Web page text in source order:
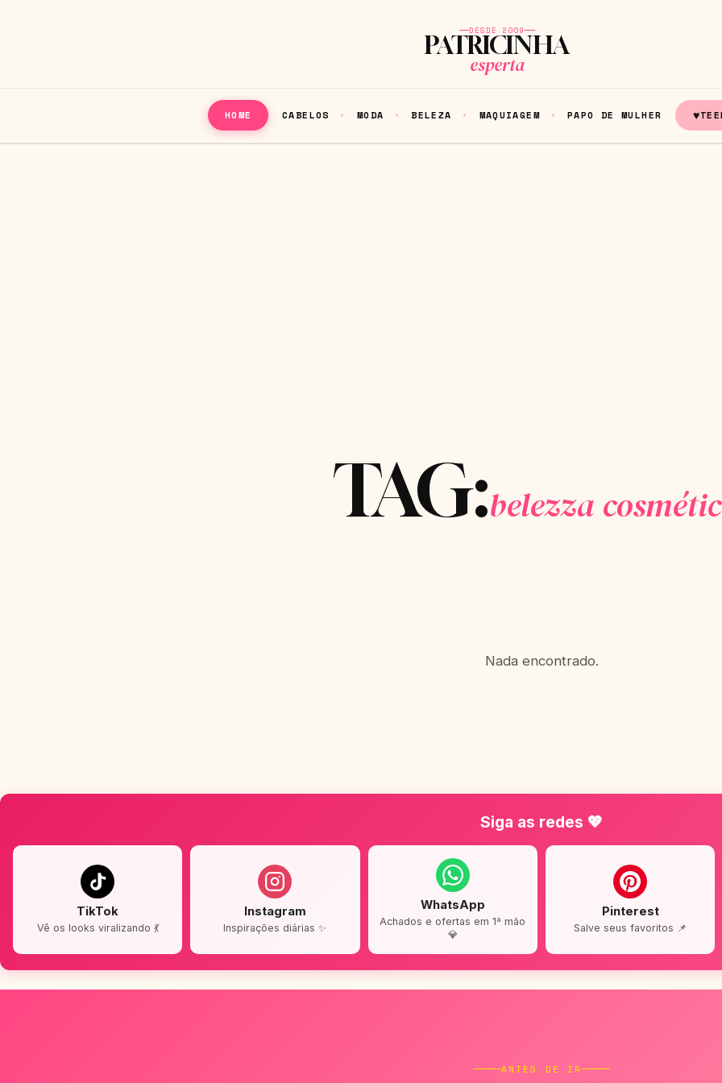
DESDE 2009
PATRICINHA
esperta
HOME CABELOS MODA BELEZA MAQUIAGEM PAPO DE MULHER ♥
TAG:belezza
Nada encontrado.
Siga as redes 💖
TikTok
Vê os looks viralizando 💃
Instagram
Inspirações diárias ✨
WhatsApp
Achados e ofertas em 1ª mão
💎
Pinterest
Salve seus favoritos 📌
ANTES DE IR